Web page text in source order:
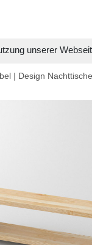
unserer
| Design Nachttische